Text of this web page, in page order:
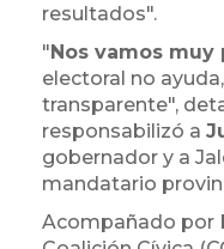
resultados".
"Nos vamos muy
electoral no
transparente",
responsabilizó a
gobernador y a
mandatario
Acompañado por